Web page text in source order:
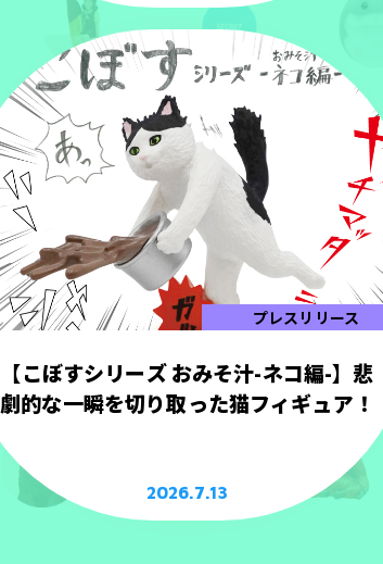
プレスリリース
【こぼすシリーズ おみそ汁-ネコ編-】悲
劇的な一瞬を切り取った猫フィギュア！
2026.7.13